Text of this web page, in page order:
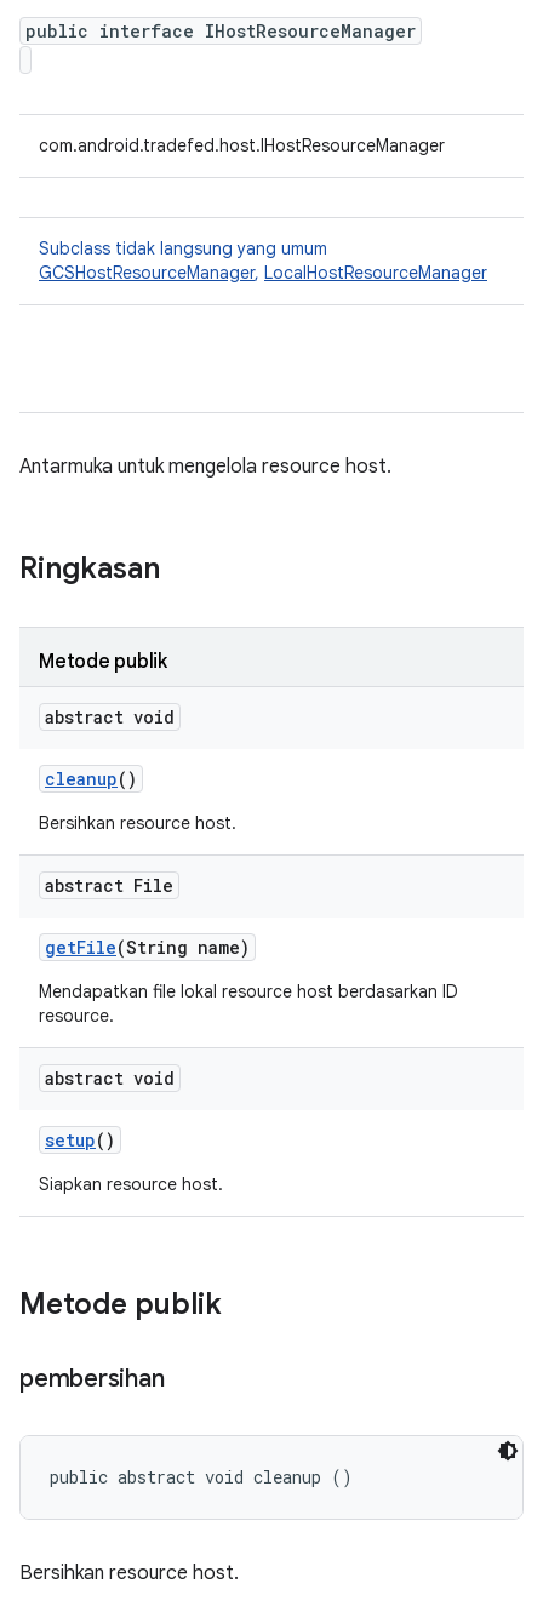
public interface IHostResourceManager
com.android.tradefed.host.IHostResourceManager
Subclass tidak langsung yang umum
GCSHostResourceManager, LocalHostResourceManager
Antarmuka untuk mengelola resource host.
Ringkasan
Metode publik
abstract void
cleanup()
Bersihkan resource host.
abstract File
getFile(String name)
Mendapatkan file lokal resource host berdasarkan ID
resource.
abstract void
setup()
Siapkan resource host.
Metode publik
pembersihan
public abstract void cleanup ()
Bersihkan resource host.